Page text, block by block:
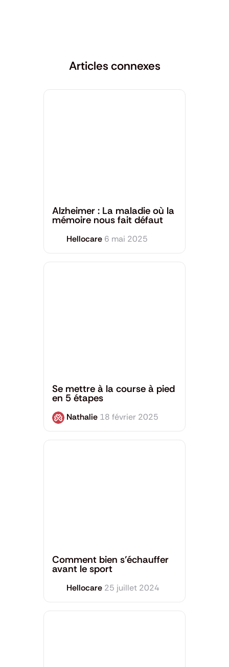
Articles connexes
Alzheimer : La maladie où la
mémoire nous fait défaut
Hellocare 6 mai 2025
Se mettre à la course à pied
en 5 étapes
Nathalie 18 février 2025
Comment bien s’échauffer
avant le sport
Hellocare 25 juillet 2024